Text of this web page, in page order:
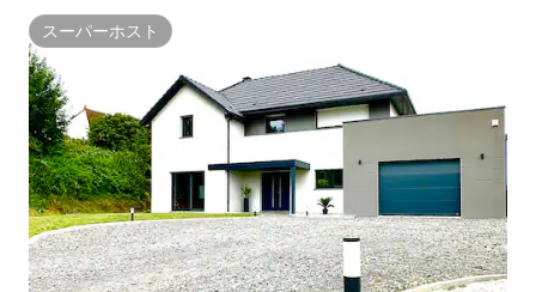
スーパーホスト
スーパーホスト